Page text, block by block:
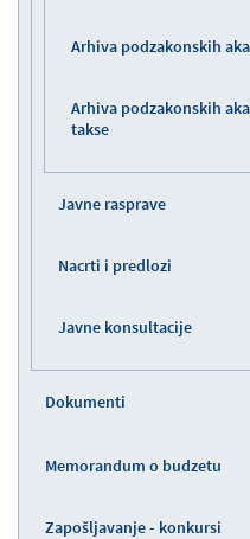
Arhiva podzakonskih
Arhiva podzakonskih
takse
Javne rasprave
Nacrti i predlozi
Javne konsultacije
Dokumenti
Memorandum o budzetu
Zapošljavanje - konkursi